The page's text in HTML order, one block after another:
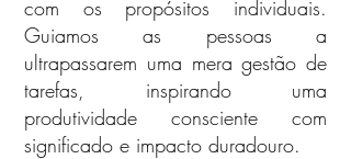
com os propósitos individuais.
Guiamos as pessoas a
ultrapassarem uma mera gestão de
tarefas, inspirando uma
produtividade consciente com
significado e impacto duradouro.